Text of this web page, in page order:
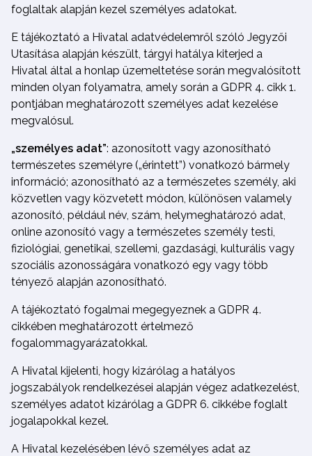
foglaltak alapján kezel személyes adatokat.
E tájékoztató a Hivatal adatvédelemről szóló Jegyzői
Utasítása alapján készült, tárgyi hatálya kiterjed a
Hivatal által a honlap üzemeltetése során megvalósított
minden olyan folyamatra, amely során a GDPR 4. cikk 1.
pontjában meghatározott személyes adat kezelése
megvalósul.
„személyes adat”: azonosított vagy azonosítható
természetes személyre („érintett”) vonatkozó bármely
információ; azonosítható az a természetes személy, aki
közvetlen vagy közvetett módon, különösen valamely
azonosító, például név, szám, helymeghatározó adat,
online azonosító vagy a természetes személy testi,
fiziológiai, genetikai, szellemi, gazdasági, kulturális vagy
szociális azonosságára vonatkozó egy vagy több
tényező alapján azonosítható.
A tájékoztató fogalmai megegyeznek a GDPR 4.
cikkében meghatározott értelmező
fogalommagyarázatokkal.
A Hivatal kijelenti, hogy kizárólag a hatályos
jogszabályok rendelkezései alapján végez adatkezelést,
személyes adatot kizárólag a GDPR 6. cikkébe foglalt
jogalapokkal kezel.
A Hivatal kezelésében lévő személyes adat az